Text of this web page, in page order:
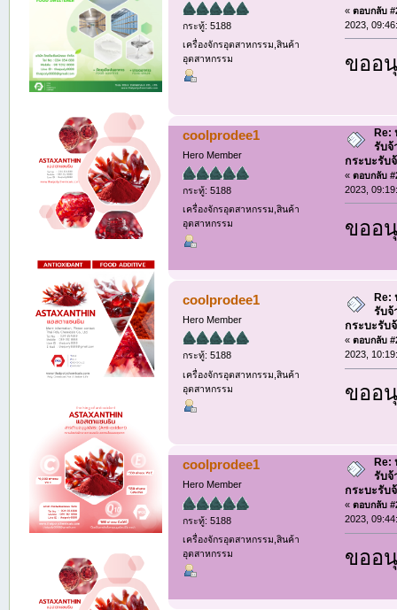
กระทู้: 5188
เครื่องจักรอุตสาหกรรม,สินค้า
อุตสาหกรรม
«ตอบกลับ
2023,
ขออ
coolprodee1
Hero Member
กระทู้: 5188
เครื่องจักรอุตสาหกรรม,สินค้า
อุตสาหกรรม
Re:
รับจ้
กระบะรับ
«ตอบกลับ
2023,
ขออ
coolprodee1
Hero Member
กระทู้: 5188
เครื่องจักรอุตสาหกรรม,สินค้า
อุตสาหกรรม
Re:
รับจ้
กระบะรับ
«ตอบกลับ
2023,
ขออ
coolprodee1
Hero Member
กระทู้: 5188
เครื่องจักรอุตสาหกรรม,สินค้า
อุตสาหกรรม
Re:
รับจ้
กระบะรับ
«ตอบกลับ
2023,
ขออ